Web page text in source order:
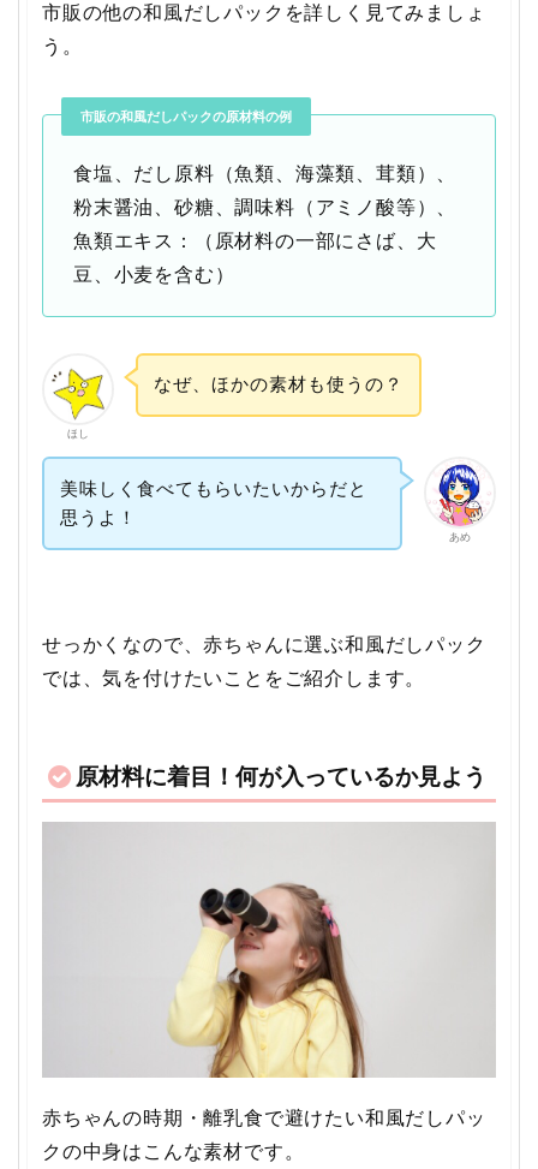
市販の他の和風だしパックを詳しく見てみましょ
う。
市販の和風だしパックの原材料の例
食塩、だし原料（魚類、海藻類、茸類）、
粉末醤油、砂糖、調味料（アミノ酸等）、
魚類エキス：（原材料の一部にさば、大
豆、小麦を含む）
ほし
なぜ、ほかの素材も使うの？
あめ
美味しく食べてもらいたいからだと
思うよ！
せっかくなので、赤ちゃんに選ぶ和風だしパック
では、気を付けたいことをご紹介します。
原材料に着目！何が入っているか見よう
赤ちゃんの時期・離乳食で避けたい和風だしパッ
クの中身はこんな素材です。